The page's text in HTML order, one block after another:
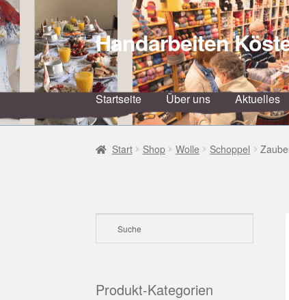
Zur
Navigation
springen
Zum
Inhalt
springen
Handarbeiten
Startseite Über uns Aktuelles
Start Shop Wolle Schoppel
Produkt-Kategorien